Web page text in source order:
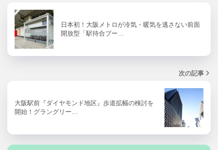
日本初！大阪メトロが冷気・暖気を逃さない前面
開放型「駅待合ブー…
次の記事
大阪駅前『ダイヤモンド地区』歩道拡幅の検討を
開始！グラングリー…